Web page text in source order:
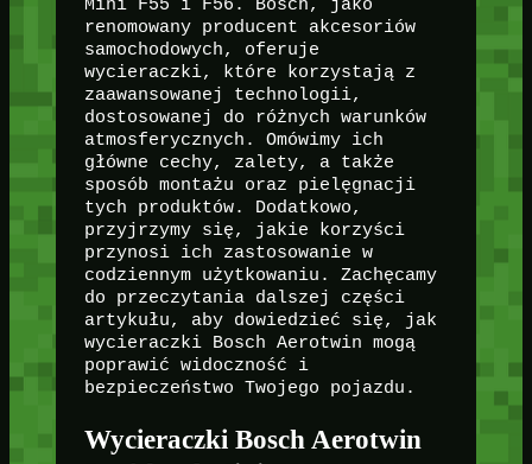
Mini F55 i F56. Bosch, jako
renomowany producent akcesoriów
samochodowych, oferuje
wycieraczki, które korzystają z
zaawansowanej technologii,
dostosowanej do różnych warunków
atmosferycznych. Omówimy ich
główne cechy, zalety, a także
sposób montażu oraz pielęgnacji
tych produktów. Dodatkowo,
przyjrzymy się, jakie korzyści
przynosi ich zastosowanie w
codziennym użytkowaniu. Zachęcamy
do przeczytania dalszej części
artykułu, aby dowiedzieć się, jak
wycieraczki Bosch Aerotwin mogą
poprawić widoczność i
bezpieczeństwo Twojego pojazdu.
Wycieraczki Bosch Aerotwin